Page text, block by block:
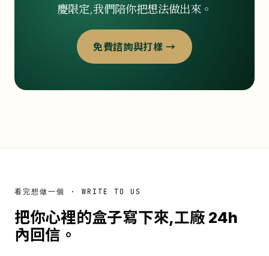
慶限定,我們陪你把想法做出來。
免費諮詢與打樣 →
看完想做一個 · WRITE TO US
把你心裡的盒子寫下來,工廠 24h
內回信。